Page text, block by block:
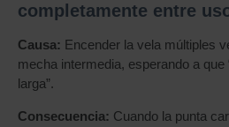
completamente entre
Causa: Encender la vela múltiples
mecha intermedia, esperando a que
larga”.
Consecuencia: Cuando la punta